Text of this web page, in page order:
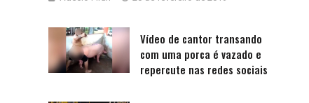
Vídeo de cantor transando
com uma porca é vazado e
repercute nas redes sociais